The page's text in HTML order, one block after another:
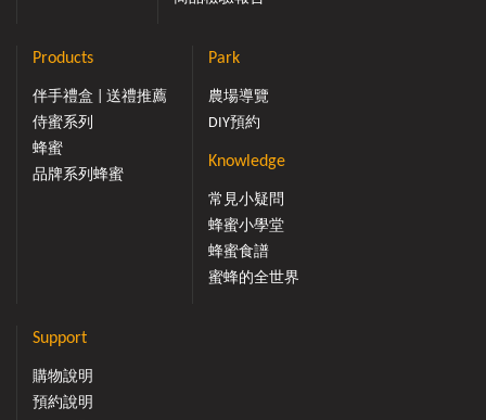
Products
伴手禮盒 | 送禮推薦
侍蜜系列
蜂蜜
品牌系列蜂蜜
Park
農場導覽
DIY預約
Knowledge
常見小疑問
蜂蜜小學堂
蜂蜜食譜
蜜蜂的全世界
Support
購物說明
預約說明